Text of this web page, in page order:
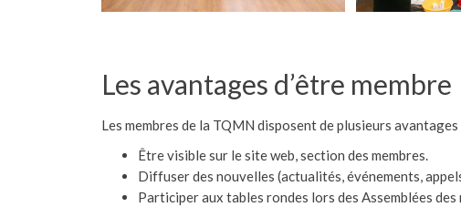
Les avantages d’être membre
Les membres de la TQMN disposent de plusieurs
Être visible sur le site web, section des membres.
Diffuser des nouvelles (actualités, événements,
Participer aux tables rondes lors des Assemblées des